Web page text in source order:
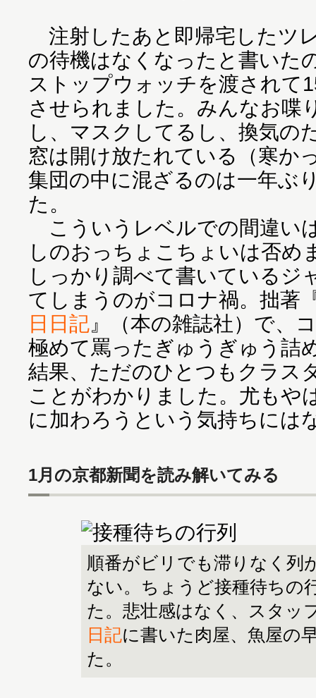
注射したあと即帰宅したツ
の待機はなくなったと書いた
ストップウォッチを渡されて
させられました。みんなお喋
し、マスクしてるし、換気の
窓は開け放たれている（寒か
集団の中に混ざるのは一年ぶ
た。
こういうレベルでの間違
しのおっちょこちょいは否
しっかり調べて書いているジ
てしまうのがコロナ禍。拙著
日日記 』（本の雑誌社）で、
極めて罵ったぎゅうぎゅう詰
結果、ただのひとつもクラス
ことがわかりました。尤もや
に加わろうという気持ちには
1月の京都新聞を読み解いてみる
順番がビリでも滞りなく列
ない。ちょうど接種待ちの
た。悲壮感はなく、スタッ
日記に書いた肉屋、魚屋の
た。